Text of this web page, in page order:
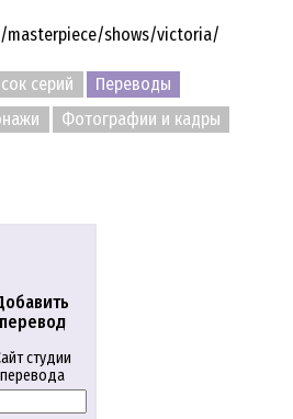
masterpiece/shows/victoria/
серий
Переводы
Фотографии и кадры
перевод
студии
перевода